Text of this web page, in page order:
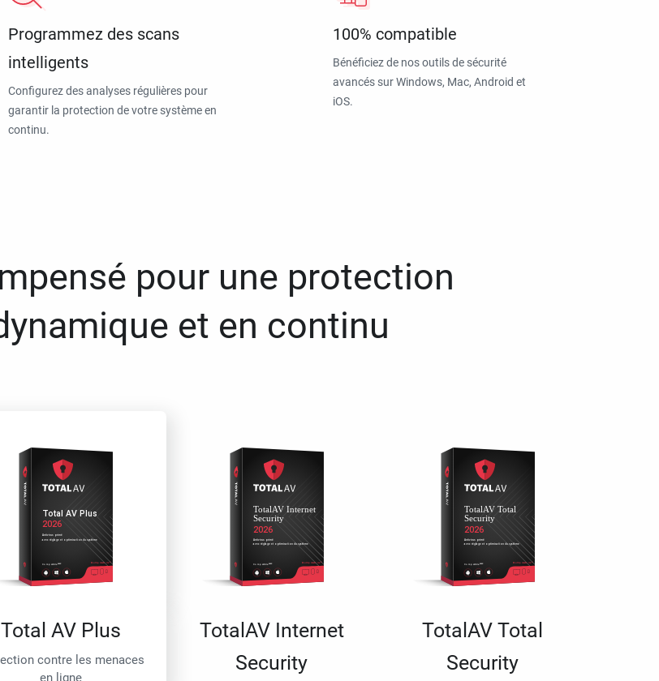
Programmez des scans
intelligents
Configurez des analyses régulières pour
garantir la protection de votre système en
continu.
100% compatible
Bénéficiez de nos outils de sécurité
avancés sur Windows, Mac, Android et
iOS.
pour une protection
et en continu
Total AV Plus
contre les menaces
en ligne
TotalAV Internet
Security
TotalAV Total
Security